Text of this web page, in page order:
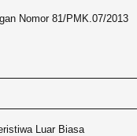
Nomor 81/PMK.07/2013
Luar Biasa